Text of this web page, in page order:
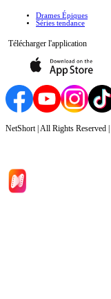
Drames Épiques
Séries tendance
Télécharger l'application
NetShort | All Rights Reserved |